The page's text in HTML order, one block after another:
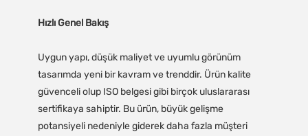
Hızlı Genel Bakış
Uygun yapı, düşük maliyet ve uyumlu görünüm
tasarımda yeni bir kavram ve trenddir. Ürün kalite
güvenceli olup ISO belgesi gibi birçok uluslararası
sertifikaya sahiptir. Bu ürün, büyük gelişme
potansiyeli nedeniyle giderek daha fazla müşteri